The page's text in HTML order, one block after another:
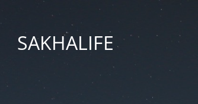
SAKHALIFE